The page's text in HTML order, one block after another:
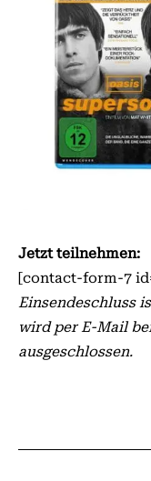
Jetzt teilnehmen:
[contact-form-7
Einsendeschluss
wird per E-Mail
ausgeschlossen.